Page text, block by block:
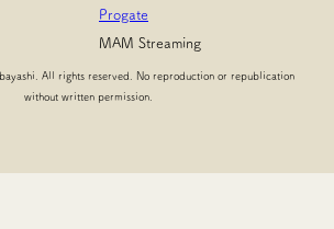
Progate
MAM Streaming
All rights reserved. No reproduction or republication
without written permission.